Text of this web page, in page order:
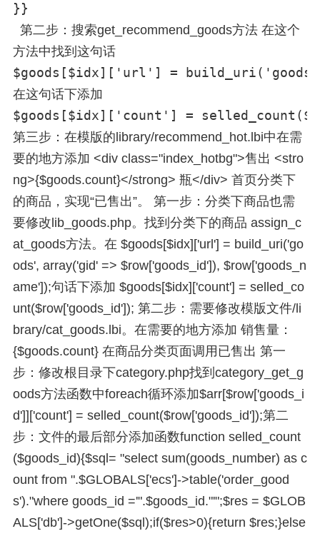
}}
第二步：搜索get_recommend_goods方法 在这个
方法中找到这句话
$goods[$idx]['url'] =
在这句话下添加
$goods[$idx]['count'] =
第三步：在模版的library/recommend_hot.lbi中在需
要的地方添加 <div class="index_hotbg">售出 <stro
ng>{$goods.count}</strong> 瓶</div> 首页分类下
的商品，实现“已售出”。 第一步：分类下商品也需
要修改lib_goods.php。找到分类下的商品 assign_c
at_goods方法。在 $goods[$idx]['url'] = build_uri('go
ods', array('gid' => $row['goods_id']), $row['goods_n
ame']);句话下添加 $goods[$idx]['count'] = selled_co
unt($row['goods_id']); 第二步：需要修改模版文件/li
brary/cat_goods.lbi。在需要的地方添加 销售量：
{$goods.count} 在商品分类页面调用已售出 第一
步：修改根目录下category.php找到category_get_g
oods方法函数中foreach循环添加$arr[$row['goods_i
d']]['count'] = selled_count($row['goods_id']);第二
步：文件的最后部分添加函数function selled_count
($goods_id){$sql= "select sum(goods_number) as c
ount from ".$GLOBALS['ecs']->table('order_good
s')."where goods_id ='".$goods_id."'";$res = $GLOB
ALS['db']->getOne($sql);if($res>0){return $res;}else